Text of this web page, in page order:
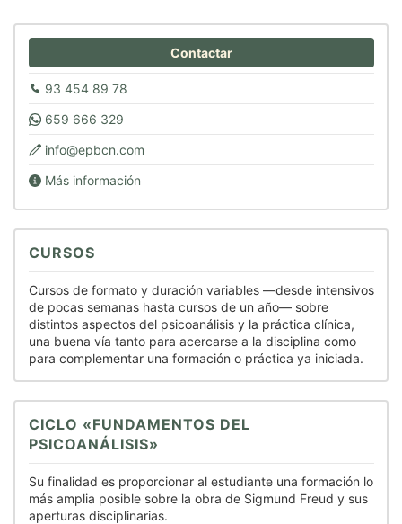
Contactar
93 454 89 78
659 666 329
info@epbcn.com
Más información
CURSOS
Cursos de formato y duración variables —desde intensivos
de pocas semanas hasta cursos de un año— sobre
distintos aspectos del psicoanálisis y la práctica clínica,
una buena vía tanto para acercarse a la disciplina como
para complementar una formación o práctica ya iniciada.
CICLO «FUNDAMENTOS DEL
PSICOANÁLISIS»
Su finalidad es proporcionar al estudiante una formación lo
más amplia posible sobre la obra de Sigmund Freud y sus
aperturas disciplinarias.